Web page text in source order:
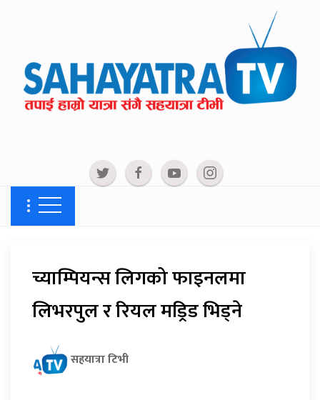
च्याम्पियन्स लिगको फाइनलमा
लिभरपुल र रियल मड्रिड भिड्ने
सहयात्रा टिभी